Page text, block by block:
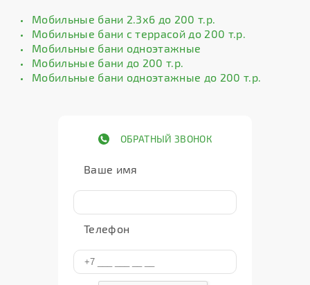
Мобильные бани 2.3х6 до 200 т.р.
Мобильные бани с террасой до 200 т.р.
Мобильные бани одноэтажные
Мобильные бани до 200 т.р.
Мобильные бани одноэтажные до 200 т.р.
ОБРАТНЫЙ ЗВОНОК
Ваше имя
Телефон